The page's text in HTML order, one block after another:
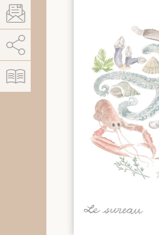
Permitir